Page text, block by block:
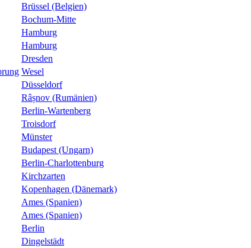
Brüssel (Belgien)
Bochum-Mitte
Hamburg
Hamburg
Dresden
Wesel
Düsseldorf
Râșnov (Rumänien)
Berlin-Wartenberg
Troisdorf
Münster
Budapest (Ungarn)
Berlin-Charlottenburg
Kirchzarten
Kopenhagen (Dänemark)
Ames (Spanien)
Ames (Spanien)
Berlin
Dingelstädt